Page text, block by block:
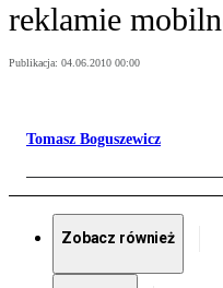
reklamie
Publikacja: 04.06.2010 00:00
Tomasz Boguszewicz
Zobacz również